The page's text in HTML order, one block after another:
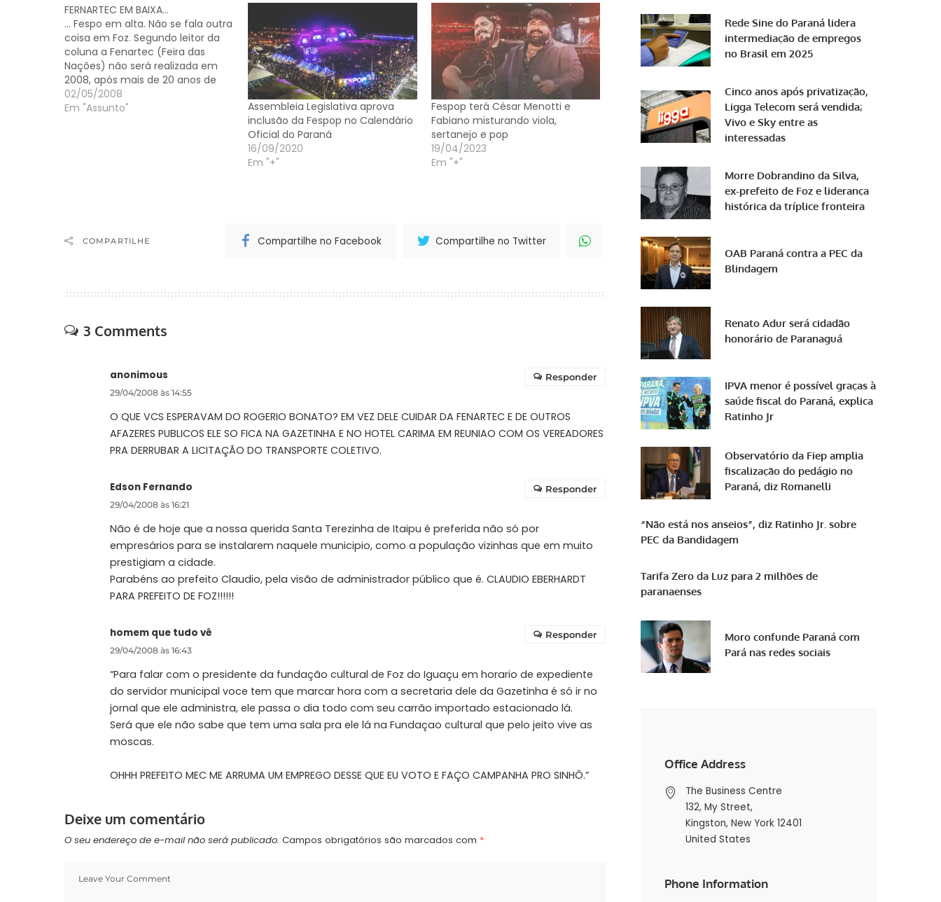
FERNARTEC EM BAIXA…
... Fespo em alta. Não se fala outra
coisa em Foz. Segundo leitor da
coluna a Fenartec (Feira das
Nações) não será realizada em
2008, após mais de 20 anos de
edições consecutivas, por falta
de incentivo do prefeito Paulo
02/05/2008
Em "Assunto"
Assembleia Legislativa aprova
inclusão da Fespop no Calendário
Oficial do Paraná
16/09/2020
Em "+"
Fespop terá César Menotti e
Fabiano misturando viola,
sertanejo e pop
19/04/2023
Em "+"
COMPARTILHE Compartilhe no Facebook Compartilhe no Twitter
3 Comments
anonimous
29/04/2008 às 14:55
O QUE VCS ESPERAVAM DO ROGERIO BONATO? EM VEZ DELE CUIDAR DA FENARTEC E DE OUTROS
AFAZERES PUBLICOS ELE SO FICA NA GAZETINHA E NO HOTEL CARIMA EM REUNIAO COM OS VEREADORES
PRA DERRUBAR A LICITAÇÃO DO TRANSPORTE COLETIVO.
Responder
Edson Fernando
29/04/2008 às 16:21
Não é de hoje que a nossa querida Santa Terezinha de Itaipu é preferida não só por
empresários para se instalarem naquele municipio, como a população vizinhas que em muito
prestigiam a cidade.
Parabéns ao prefeito Claudio, pela visão de administrador público que é. CLAUDIO EBERHARDT
PARA PREFEITO DE FOZ!!!!!!
Responder
homem que tudo vê
29/04/2008 às 16:43
“Para falar com o presidente da fundação cultural de Foz do Iguaçu em horario de expediente
do servidor municipal voce tem que marcar hora com a secretaria dele da Gazetinha é só ir no
jornal que ele administra, ele passa o dia todo com seu carrão importado estacionado lá.
Será que ele não sabe que tem uma sala pra ele lá na Fundaçao cultural que pelo jeito vive as
moscas.
OHHH PREFEITO MEC ME ARRUMA UM EMPREGO DESSE QUE EU VOTO E FAÇO CAMPANHA PRO SINHÔ.”
Responder
Deixe um comentário
O seu endereço de e-mail não será publicado. Campos obrigatórios são marcados com *
Rede Sine do Paraná lidera
intermediação de empregos
no Brasil em 2025
Cinco anos após privatização,
Ligga Telecom será vendida;
Vivo e Sky entre as
interessadas
Morre Dobrandino da Silva,
ex-prefeito de Foz e liderança
histórica da tríplice fronteira
OAB Paraná contra a PEC da
Blindagem
Renato Adur será cidadão
honorário de Paranaguá
IPVA menor é possível graças à
saúde fiscal do Paraná, explica
Ratinho Jr
Observatório da Fiep amplia
fiscalização do pedágio no
Paraná, diz Romanelli
“Não está nos anseios”, diz Ratinho Jr. sobre
PEC da Bandidagem
Tarifa Zero da Luz para 2 milhões de
paranaenses
Moro confunde Paraná com
Pará nas redes sociais
Office Address
The Business Centre
132, My Street,
Kingston, New York 12401
United States
Phone Information